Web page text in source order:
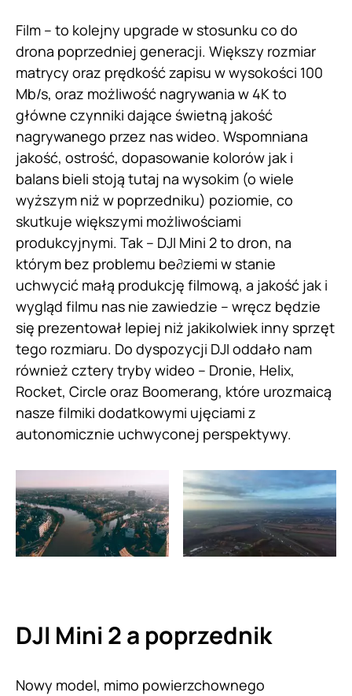
Film – to kolejny upgrade w stosunku co do
drona poprzedniej generacji. Większy rozmiar
matrycy oraz prędkość zapisu w wysokości 100
Mb/s, oraz możliwość nagrywania w 4K to
główne czynniki dające świetną jakość
nagrywanego przez nas wideo. Wspomniana
jakość, ostrość, dopasowanie kolorów jak i
balans bieli stoją tutaj na wysokim (o wiele
wyższym niż w poprzedniku) poziomie, co
skutkuje większymi możliwościami
produkcyjnymi. Tak – DJI Mini 2 to dron, na
którym bez problemu be∂ziemi w stanie
uchwycić małą produkcję filmową, a jakość jak i
wygląd filmu nas nie zawiedzie – wręcz będzie
się prezentował lepiej niż jakikolwiek inny sprzęt
tego rozmiaru. Do dyspozycji DJI oddało nam
również cztery tryby wideo – Dronie, Helix,
Rocket, Circle oraz Boomerang, które urozmaicą
nasze filmiki dodatkowymi ujęciami z
autonomicznie uchwyconej perspektywy.
DJI Mini 2 a poprzednik
Nowy model, mimo powierzchownego